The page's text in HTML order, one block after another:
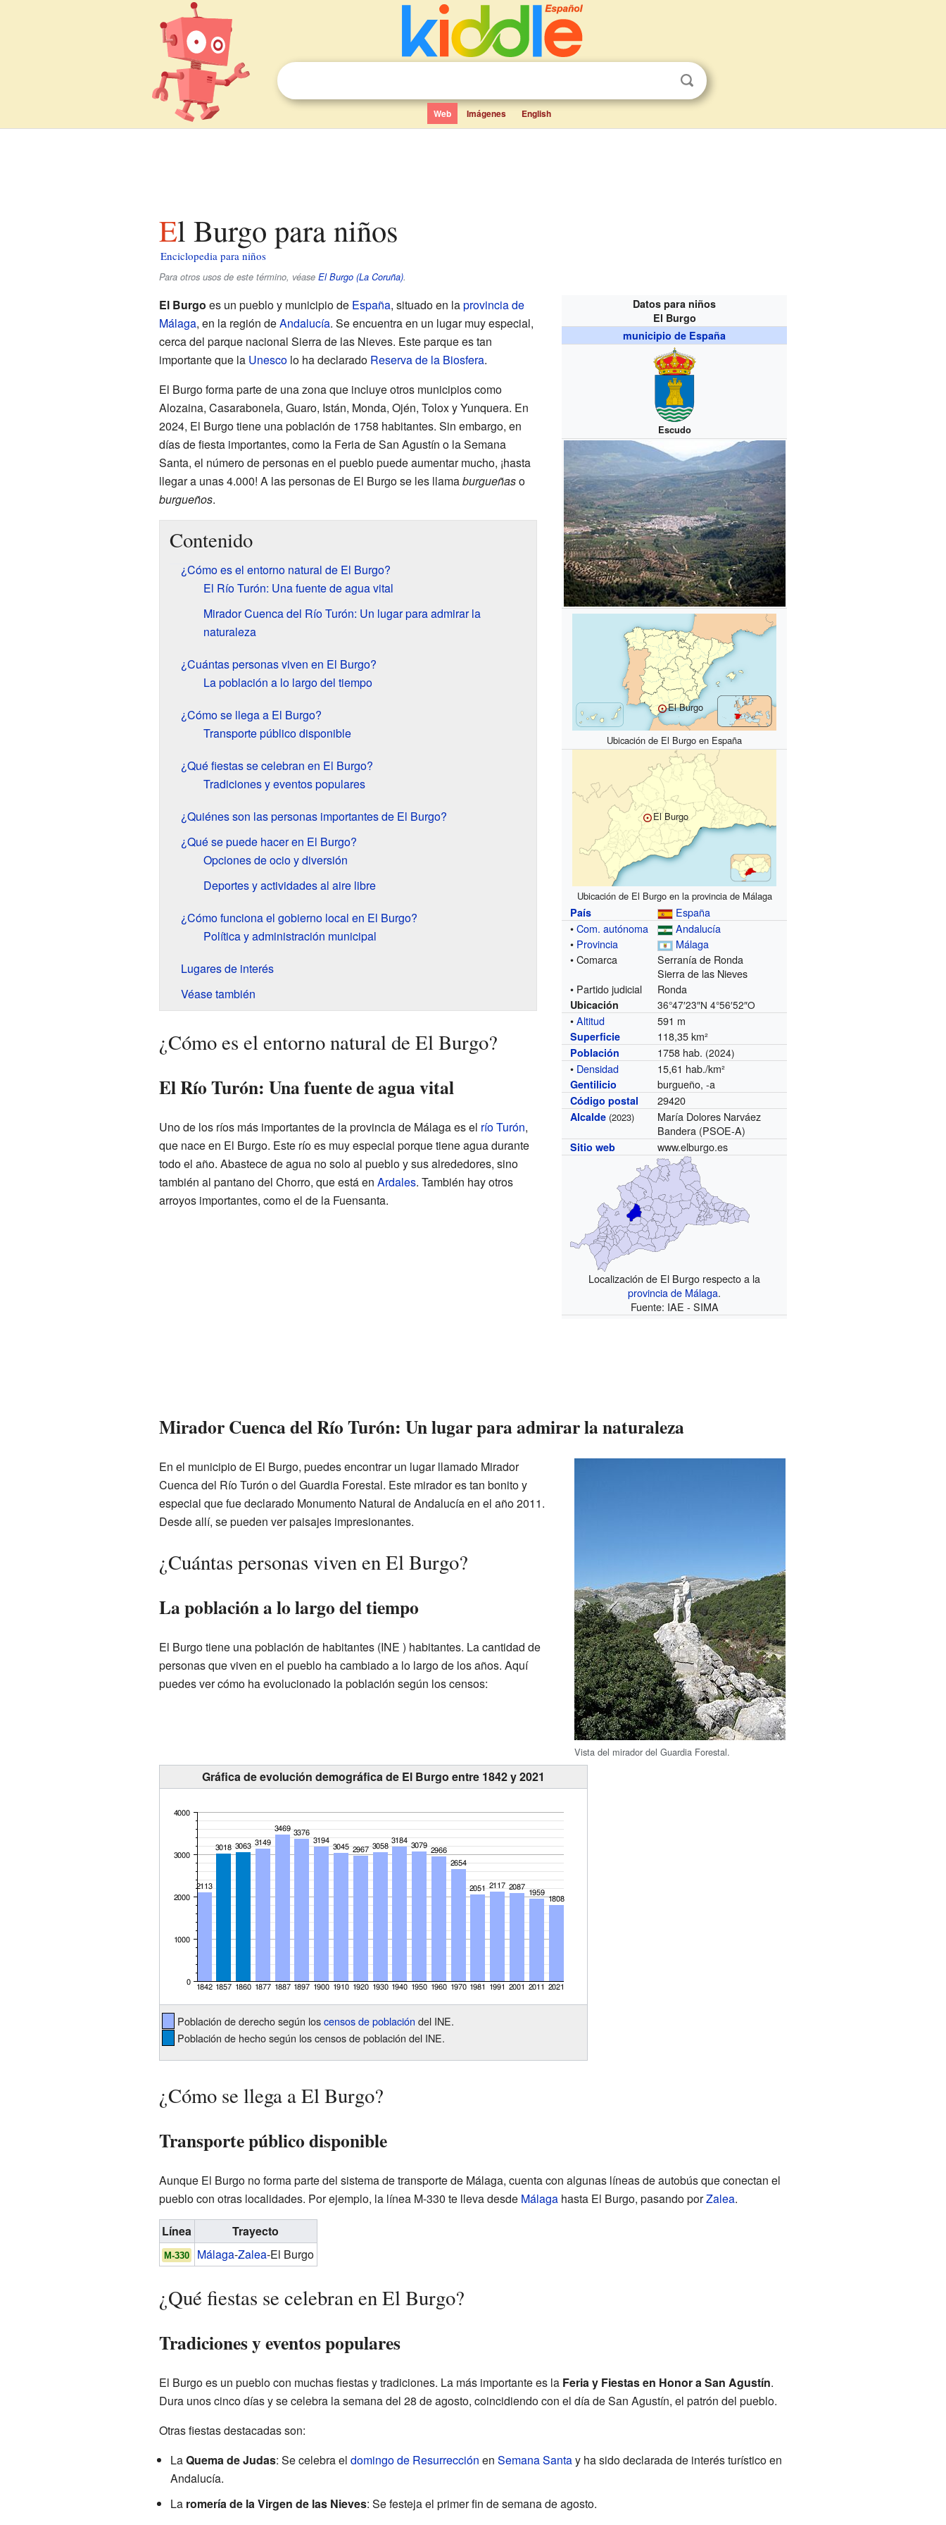
Web Imágenes English
El Burgo para niños
Enciclopedia para niños
Para otros usos de este término, véase El Burgo (La Coruña).
Datos para niños
El Burgo
municipio de España
Escudo
El Burgo
Ubicación de El Burgo en España
El Burgo
Ubicación de El Burgo en la provincia de Málaga
País
España
•Com. autónoma
Andalucía
• Provincia
Málaga
• Comarca
Serranía de Ronda
Sierra de las Nieves
• Partido judicial
Ronda
Ubicación 36°47′23″N 4°56′52″O
•Altitud 591 m
Superficie 118,35 km²
Población 1758 hab. (2024)
• Densidad 15,61 hab./km²
Gentilicio burgueño, -a
Código postal 29420
Alcalde (2023)
María Dolores Narváez
Bandera (PSOE-A)
Sitio web www.elburgo.es
Localización de El Burgo respecto a la
provincia de Málaga.
Fuente: IAE - SIMA
El Burgo es un pueblo y municipio de España, situado en laprovincia de
Málaga, en la región deAndalucía. Se encuentra en un lugar muy especial,
cerca del parque nacional Sierra de las Nieves. Este parque es tan
importante que la Unescolo ha declarado Reserva de la Biosfera.
El Burgo forma parte de una zona que incluye otros municipios como
Alozaina, Casarabonela, Guaro, Istán, Monda, Ojén, Tolox y Yunquera. En
2024, El Burgo tiene una población de 1758 habitantes. Sin embargo, en
días de fiesta importantes, como la Feria de San Agustín o la Semana
Santa, el número de personas en el pueblo puede aumentar mucho, ¡hasta
llegar a unas 4.000! A las personas de El Burgo se les llamaburgueñaso
burgueños.
Contenido
¿Cómo es el entorno natural de El Burgo?
El Río Turón: Una fuente de agua vital
Mirador Cuenca del Río Turón: Un lugar para admirar la
naturaleza
¿Cuántas personas viven en El Burgo?
La población a lo largo del tiempo
¿Cómo se llega a El Burgo?
Transporte público disponible
¿Qué fiestas se celebran en El Burgo?
Tradiciones y eventos populares
¿Quiénes son las personas importantes de El Burgo?
¿Qué se puede hacer en El Burgo?
Opciones de ocio y diversión
Deportes y actividades al aire libre
¿Cómo funciona el gobierno local en El Burgo?
Política y administración municipal
Lugares de interés
Véase también
¿Cómo es el entorno natural de El Burgo?
El Río Turón: Una fuente de agua vital
Uno de los ríos más importantes de la provincia de Málaga es el río Turón,
que nace en El Burgo. Este río es muy especial porque tiene agua durante
todo el año. Abastece de agua no solo al pueblo y sus alrededores, sino
también al pantano del Chorro, que está en Ardales. También hay otros
arroyos importantes, como el de la Fuensanta.
Mirador Cuenca del Río Turón: Un lugar para admirar la naturaleza
Vista del mirador del Guardia Forestal.
En el municipio de El Burgo, puedes encontrar un lugar llamado Mirador
Cuenca del Río Turón o del Guardia Forestal. Este mirador es tan bonito y
especial que fue declarado Monumento Natural de Andalucía en el año 2011.
Desde allí, se pueden ver paisajes impresionantes.
¿Cuántas personas viven en El Burgo?
La población a lo largo del tiempo
El Burgo tiene una población de habitantes(INE ) habitantes. La cantidad de
personas que viven en el pueblo ha cambiado a lo largo de los años. Aquí
puedes ver cómo ha evolucionado la población según los censos:
Gráfica de evolución demográfica de El Burgo entre 1842 y 2021
Población de derecho según loscensos de población del INE.
Población de hecho según los censos de población del INE.
¿Cómo se llega a El Burgo?
Transporte público disponible
Aunque El Burgo no forma parte del sistema de transporte de Málaga, cuenta con algunas líneas de autobús que conectan el
pueblo con otras localidades. Por ejemplo, la línea M-330 te lleva desde Málagahasta El Burgo, pasando porZalea.
Línea
Trayecto
M-330 Málaga-Zalea-El Burgo
¿Qué fiestas se celebran en El Burgo?
Tradiciones y eventos populares
El Burgo es un pueblo con muchas fiestas y tradiciones. La más importante es la Feria y Fiestas en Honor a San Agustín.
Dura unos cinco días y se celebra la semana del 28 de agosto, coincidiendo con el día de San Agustín, el patrón del pueblo.
Otras fiestas destacadas son:
LaQuema de Judas: Se celebra el domingo de Resurrección en Semana Santay ha sido declarada de interés turístico en
Andalucía.
La romería de la Virgen de las Nieves: Se festeja el primer fin de semana de agosto.